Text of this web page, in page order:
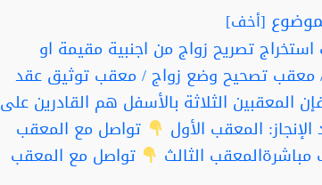
[أخف]
تصريح زواج من اجنبية مقيمة او
تصحيح وضع زواج / معقب توثيق عقد
الثلاثة بالأسفل هم القادرين على
المعقب الأول
تواصل مع المعقب
الثالث
تواصل مع المعقب